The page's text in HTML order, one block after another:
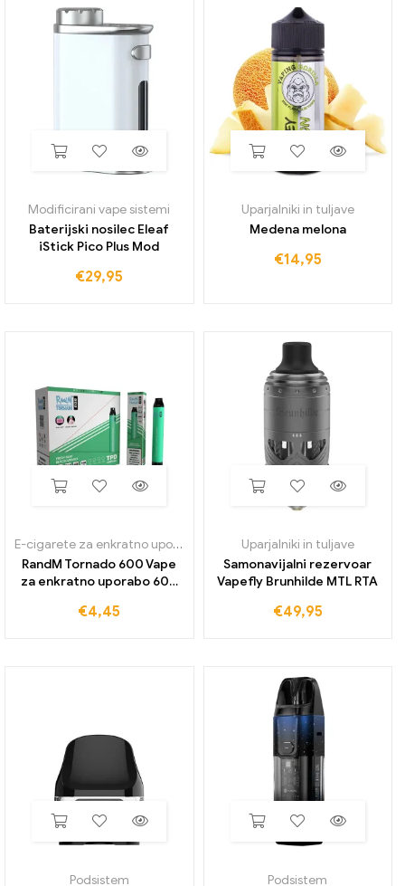
Modificirani vape sistemi
Baterijski nosilec Eleaf
iStick Pico Plus Mod
€29,95
Uparjalniki in tuljave
Medena melona
€14,95
E-cigarete za enkratno uporabo
RandM Tornado 600 Vape
za enkratno uporabo 600
€4,45
Uparjalniki in tuljave
Samonavijalni rezervoar
Vapefly Brunhilde MTL RTA
€49,95
Podsistem
Podsistem